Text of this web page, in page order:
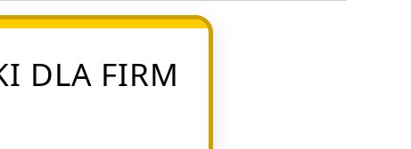
DLA FIRM